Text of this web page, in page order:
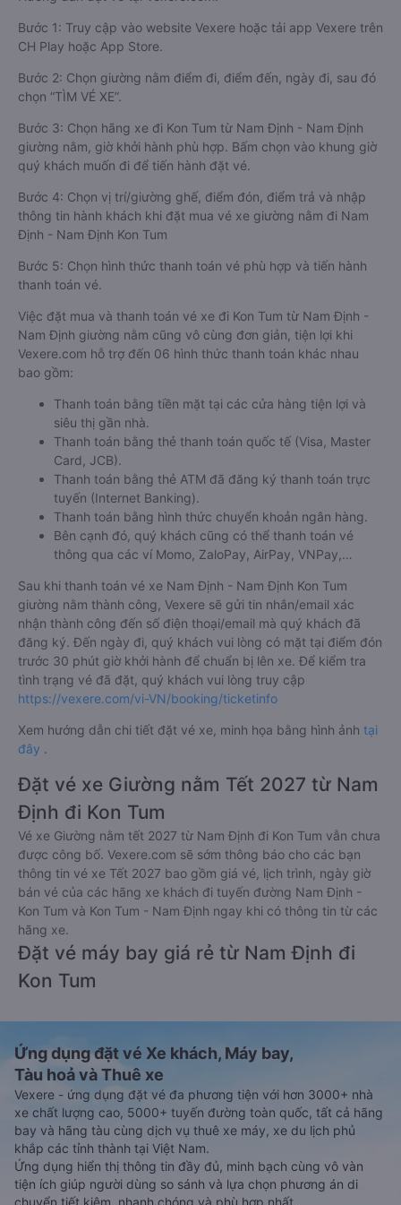
Bước 1: Truy cập vào website Vexere hoặc tải app Vexere trên
CH Play hoặc App Store.
Bước 2: Chọn giường nằm điểm đi, điểm đến, ngày đi, sau đó
chọn “TÌM VÉ XE”.
Bước 3: Chọn hãng xe đi Kon Tum từ Nam Định - Nam Định
giường nằm, giờ khởi hành phù hợp. Bấm chọn vào khung giờ
quý khách muốn đi để tiến hành đặt vé.
Bước 4: Chọn vị trí/giường ghế, điểm đón, điểm trả và nhập
thông tin hành khách khi đặt mua vé xe giường nằm đi Nam
Định - Nam Định Kon Tum
Bước 5: Chọn hình thức thanh toán vé phù hợp và tiến hành
thanh toán vé.
Việc đặt mua và thanh toán vé xe đi Kon Tum từ Nam Định -
Nam Định giường nằm cũng vô cùng đơn giản, tiện lợi khi
Vexere.com hỗ trợ đến 06 hình thức thanh toán khác nhau
bao gồm:
Thanh toán bằng tiền mặt tại các cửa hàng tiện lợi và
siêu thị gần nhà.
Thanh toán bằng thẻ thanh toán quốc tế (Visa, Master
Card, JCB).
Thanh toán bằng thẻ ATM đã đăng ký thanh toán trực
tuyến (Internet Banking).
Thanh toán bằng hình thức chuyển khoản ngân hàng.
Bên cạnh đó, quý khách cũng có thể thanh toán vé
thông qua các ví Momo, ZaloPay, AirPay, VNPay,…
Sau khi thanh toán vé xe Nam Định - Nam Định Kon Tum
giường nằm thành công, Vexere sẽ gửi tin nhắn/email xác
nhận thành công đến số điện thoại/email mà quý khách đã
đăng ký. Đến ngày đi, quý khách vui lòng có mặt tại điểm đón
trước 30 phút giờ khởi hành để chuẩn bị lên xe. Để kiểm tra
tình trạng vé đã đặt, quý khách vui lòng truy cập
https://vexere.com/vi-VN/booking/ticketinfo
Xem hướng dẫn chi tiết đặt vé xe, minh họa bằng hình ảnh tại
đây .
Đặt vé xe Giường nằm Tết 2027 từ Nam
Định đi Kon Tum
Vé xe Giường nằm tết 2027 từ Nam Định đi Kon Tum vẫn chưa
được công bố. Vexere.com sẽ sớm thông báo cho các bạn
thông tin vé xe Tết 2027 bao gồm giá vé, lịch trình, ngày giờ
bán vé của các hãng xe khách đi tuyến đường Nam Định -
Kon Tum và Kon Tum - Nam Định ngay khi có thông tin từ các
hãng xe.
Đặt vé máy bay giá rẻ từ Nam Định đi
Kon Tum
Ứng dụng đặt vé Xe khách, Máy bay,
Tàu hoả và Thuê xe
Vexere - ứng dụng đặt vé đa phương tiện với hơn 3000+ nhà
xe chất lượng cao, 5000+ tuyến đường toàn quốc, tất cả hãng
bay và hãng tàu cùng dịch vụ thuê xe máy, xe du lịch phủ
khắp các tỉnh thành tại Việt Nam.
Ứng dụng hiển thị thông tin đầy đủ, minh bạch cùng vô vàn
tiện ích giúp người dùng so sánh và lựa chọn phương án di
chuyển tiết kiệm, nhanh chóng và phù hợp nhất.